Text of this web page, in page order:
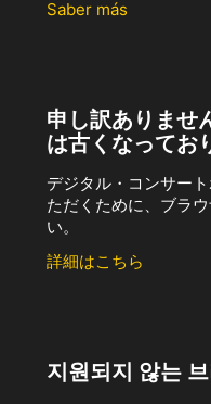
Saber más
申し訳ありませ
は古くなってお
デジタル・コンサー
ただくために、ブラ
い。
詳細はこちら
지원되지 않는